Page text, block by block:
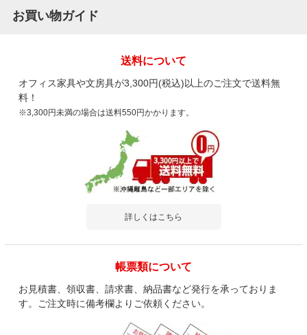
お買い物ガイド
送料について
オフィス家具や文房具が3,300円(税込)以上のご注文で送料無
料！
※3,300円未満の場合は送料550円かかります。
詳しくはこちら
帳票類について
お見積書、領収書、請求書、納品書など発行を承っておりま
す。ご注文時に備考欄よりご依頼ください。